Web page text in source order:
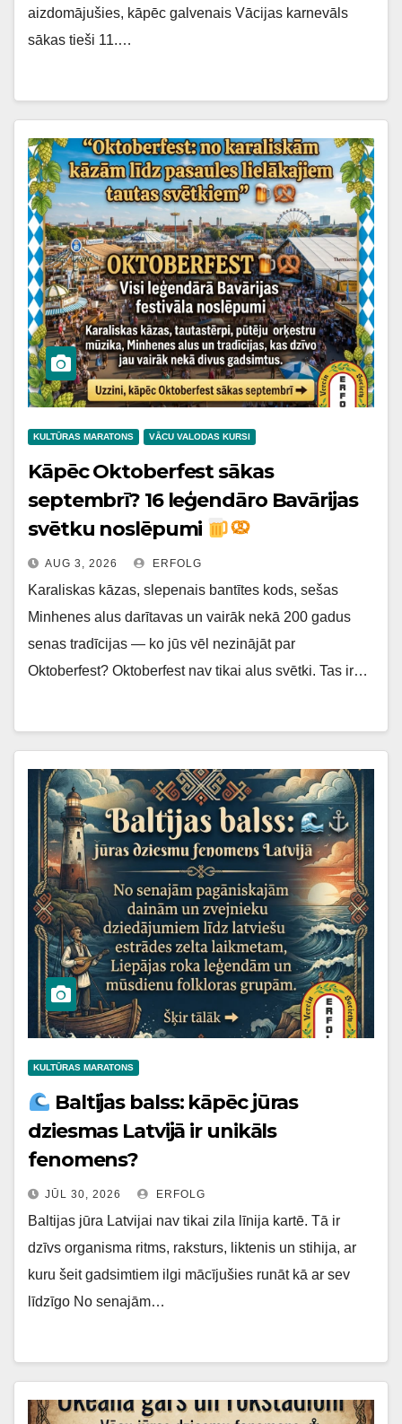
aizdomājušies, kāpēc galvenais Vācijas karnevāls
sākas tieši 11.…
KULTŪRAS MARATONS VĀCU VALODAS KURSI
Kāpēc Oktoberfest sākas
septembrī? 16 leģendāro Bavārijas
svētku noslēpumi
AUG 3, 2026 ERFOLG
Karaliskas kāzas, slepenais bantītes kods, sešas
Minhenes alus darītavas un vairāk nekā 200 gadus
senas tradīcijas — ko jūs vēl nezinājāt par
Oktoberfest? Oktoberfest nav tikai alus svētki. Tas ir…
KULTŪRAS MARATONS
Baltijas balss: kāpēc jūras
dziesmas Latvijā ir unikāls
fenomens?
JŪL 30, 2026 ERFOLG
Baltijas jūra Latvijai nav tikai zila līnija kartē. Tā ir
dzīvs organisma ritms, raksturs, liktenis un stihija, ar
kuru šeit gadsimtiem ilgi mācījušies runāt kā ar sev
līdzīgo No senajām…